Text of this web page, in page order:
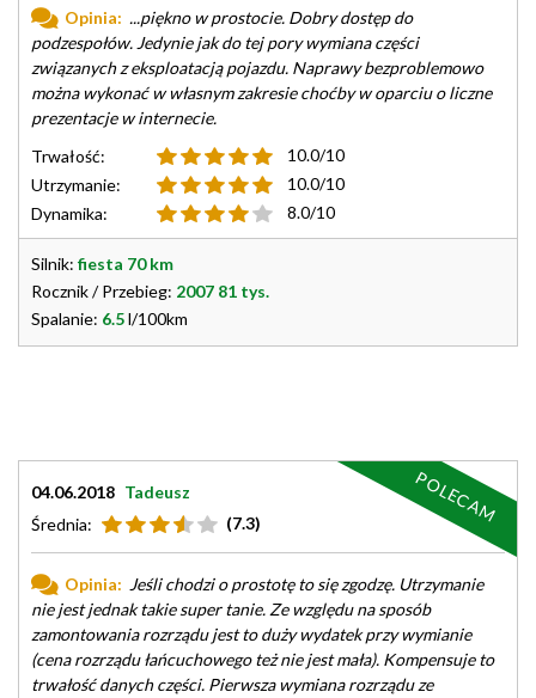
Opinia: ...piękno w prostocie. Dobry dostęp do
podzespołów. Jedynie jak do tej pory wymiana części
związanych z eksploatacją pojazdu. Naprawy bezproblemowo
można wykonać w własnym zakresie choćby w oparciu o liczne
prezentacje w internecie.
Trwałość:
10.0/10
Utrzymanie:
10.0/10
Dynamika:
8.0/10
Silnik: fiesta 70 km
Rocznik / Przebieg: 2007 81 tys.
Spalanie: 6.5l/100km
04.06.2018 Tadeusz
Średnia:
(7.3)
Opinia: Jeśli chodzi o prostotę to się zgodzę. Utrzymanie
nie jest jednak takie super tanie. Ze względu na sposób
zamontowania rozrządu jest to duży wydatek przy wymianie
(cena rozrządu łańcuchowego też nie jest mała). Kompensuje to
trwałość danych części. Pierwsza wymiana rozrządu ze
POLECAM